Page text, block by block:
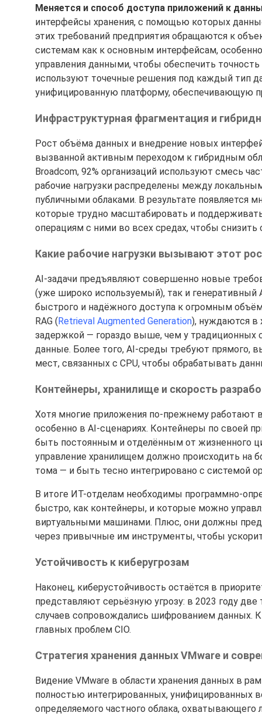
Меняется и способ доступа приложений к
интерфейсы хранения, с помощью которых
этих требований предприятия обращаются к
системам как к основным интерфейсам,
управления данными, чтобы обеспечить
используют точечные решения под каждый тип
унифицированную платформу, обеспечивающую
Инфраструктурная фрагментация и
Рост объёма данных и внедрение новых
вызванной активным переходом к гибридным
Broadcom, 92% организаций используют смесь
рабочие нагрузки распределены между
публичными облаками. В результате появляется
которые трудно масштабировать и
операциям с ними во всех средах, чтобы снизить
Какие рабочие нагрузки вызывают этот
AI-задачи предъявляют совершенно новые
(уже широко используемый), так и генеративный
быстрого и надёжного доступа к огромным
RAG (Retrieval Augmented Generation), нуждаются в
задержкой — гораздо выше, чем у традиционных
данные. Более того, AI-среды требуют прямого,
мест, связанных с CPU, чтобы обрабатывать
Контейнеры, хранилище и скорость
Хотя многие приложения по-прежнему работают
особенно в AI-сценариях. Контейнеры по своей
быть постоянным и отделённым от жизненного
управление хранилищем должно происходить на
тома — и быть тесно интегрировано с системой
В итоге ИТ-отделам необходимы программно-
быстро, как контейнеры, и которые можно
виртуальными машинами. Плюс, они должны
через привычные им инструменты, чтобы
Устойчивость к киберугрозам
Наконец, киберустойчивость остаётся в
представляют серьёзную угрозу: в 2023 году две
случаев сопровождались шифрованием данных.
главных проблем CIO.
Стратегия хранения данных VMware и
Видение VMware в области хранения данных в
полностью интегрированных, унифицированных
определяемого частного облака,